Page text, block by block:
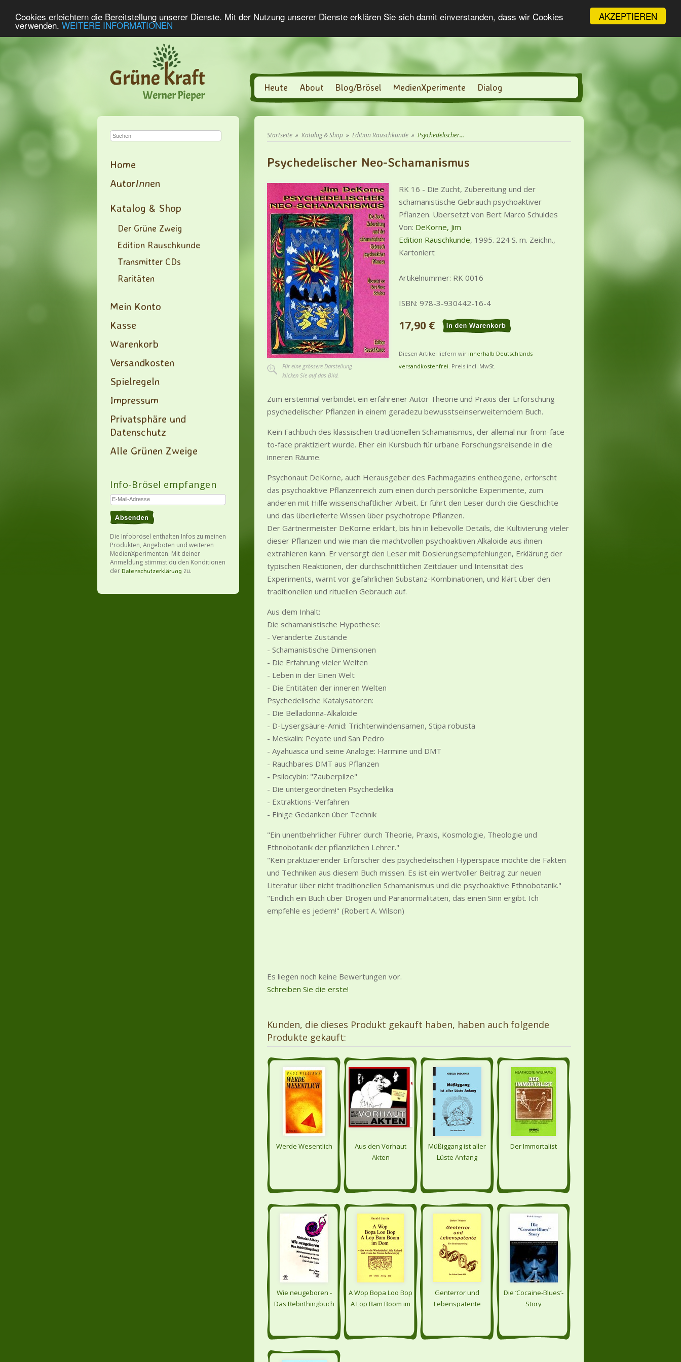
AKZEPTIEREN
Cookies erleichtern die Bereitstellung unserer Dienste. Mit der Nutzung unserer Dienste erklären Sie sich damit einverstanden, dass wir Cookies
verwenden. WEITERE INFORMATIONEN
Heute About Blog/Brösel MedienXperimente Dialog
Home
AutorInnen
Katalog & Shop
Der Grüne Zweig
Edition Rauschkunde
Transmitter CDs
Raritäten
Mein Konto
Kasse
Warenkorb
Versandkosten
Spielregeln
Impressum
Privatsphäre und
Datenschutz
Alle Grünen Zweige
Info-Brösel empfangen
Die Infobrösel enthalten Infos zu meinen
Produkten, Angeboten und weiteren
MedienXperimenten. Mit deiner
Anmeldung stimmst du den Konditionen
der Datenschutzerklärung zu.
Startseite » Katalog & Shop » Edition Rauschkunde » Psychedelischer...
Psychedelischer Neo-Schamanismus
Für eine grössere Darstellung
klicken Sie auf das Bild.
RK 16 - Die Zucht, Zubereitung und der
schamanistische Gebrauch psychoaktiver
Pflanzen. Übersetzt von Bert Marco Schuldes
Von: DeKorne, Jim
Edition Rauschkunde, 1995. 224 S. m. Zeichn.,
Kartoniert
Artikelnummer: RK 0016
ISBN: 978-3-930442-16-4
17,90 €
Diesen Artikel liefern wir innerhalb Deutschlands
versandkostenfrei. Preis incl. MwSt.
Zum erstenmal verbindet ein erfahrener Autor Theorie und Praxis der Erforschung
psychedelischer Pflanzen in einem geradezu bewusstseinserweiterndem Buch.
Kein Fachbuch des klassischen traditionellen Schamanismus, der allemal nur from-face-
to-face praktiziert wurde. Eher ein Kursbuch für urbane Forschungsreisende in die
inneren Räume.
Psychonaut DeKorne, auch Herausgeber des Fachmagazins entheogene, erforscht
das psychoaktive Pflanzenreich zum einen durch persönliche Experimente, zum
anderen mit Hilfe wissenschaftlicher Arbeit. Er führt den Leser durch die Geschichte
und das überlieferte Wissen über psychotrope Pflanzen.
Der Gärtnermeister DeKorne erklärt, bis hin in liebevolle Details, die Kultivierung vieler
dieser Pflanzen und wie man die machtvollen psychoaktiven Alkaloide aus ihnen
extrahieren kann. Er versorgt den Leser mit Dosierungsempfehlungen, Erklärung der
typischen Reaktionen, der durchschnittlichen Zeitdauer und Intensität des
Experiments, warnt vor gefährlichen Substanz-Kombinationen, und klärt über den
traditionellen und rituellen Gebrauch auf.
Aus dem Inhalt:
Die schamanistische Hypothese:
- Veränderte Zustände
- Schamanistische Dimensionen
- Die Erfahrung vieler Welten
- Leben in der Einen Welt
- Die Entitäten der inneren Welten
Psychedelische Katalysatoren:
- Die Belladonna-Alkaloide
- D-Lysergsäure-Amid: Trichterwindensamen, Stipa robusta
- Meskalin: Peyote und San Pedro
- Ayahuasca und seine Analoge: Harmine und DMT
- Rauchbares DMT aus Pflanzen
- Psilocybin: "Zauberpilze"
- Die untergeordneten Psychedelika
- Extraktions-Verfahren
- Einige Gedanken über Technik
"Ein unentbehrlicher Führer durch Theorie, Praxis, Kosmologie, Theologie und
Ethnobotanik der pflanzlichen Lehrer."
"Kein praktizierender Erforscher des psychedelischen Hyperspace möchte die Fakten
und Techniken aus diesem Buch missen. Es ist ein wertvoller Beitrag zur neuen
Literatur über nicht traditionellen Schamanismus und die psychoaktive Ethnobotanik."
"Endlich ein Buch über Drogen und Paranormalitäten, das einen Sinn ergibt. Ich
empfehle es jedem!" (Robert A. Wilson)
Es liegen noch keine Bewertungen vor.
Schreiben Sie die erste!
Kunden, die dieses Produkt gekauft haben, haben auch folgende
Produkte gekauft:
Werde Wesentlich
Aus den Vorhaut
Akten
Müßiggang ist aller
Lüste Anfang
Der Immortalist
Wie neugeboren -
Das Rebirthingbuch
A Wop Bopa Loo Bop
A Lop Bam Boom im
Genterror und
Lebenspatente
Die ‘Cocaine-Blues’-
Story